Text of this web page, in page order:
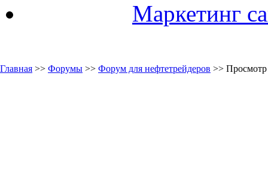
Маркетинг
Главная >> Форумы >> Форум для нефтетрейдеров >>